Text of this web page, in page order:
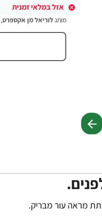
אזל במלאי זמנית
מותגלוריאל מן אקספרט,
מראה עור מבריק.